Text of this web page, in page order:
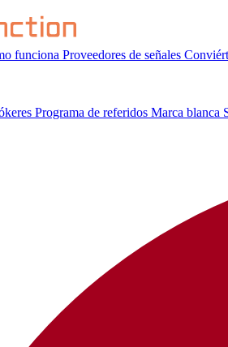
funciona Proveedores de señales
Programa de referidos Marca blanca